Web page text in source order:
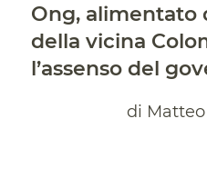
Ong, alimentato
della vicina
l’assenso del
di